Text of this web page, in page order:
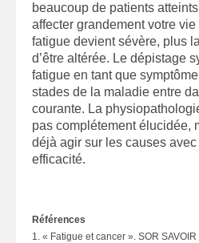
beaucoup de patients
affecter grandement votre
fatigue devient sévère, plus
d’être altérée. Le dépistage
fatigue en tant que
stades de la maladie entre
courante. La
pas complétement élucidée,
déjà agir sur les causes
efficacité.
Références
1. « Fatigue et cancer ». SOR